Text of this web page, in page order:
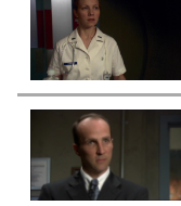
Stargate
Das